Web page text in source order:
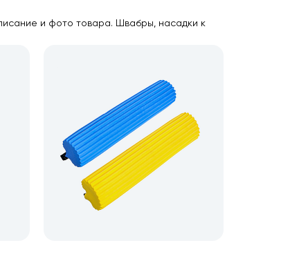
и фото товара. Швабры, насадки к